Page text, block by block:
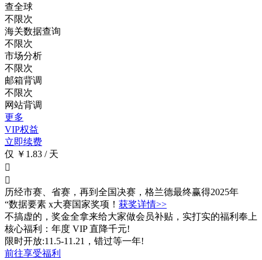
查全球
不限次
海关数据查询
不限次
市场分析
不限次
邮箱背调
不限次
网站背调
更多
VIP权益
立即续费
仅 ￥1.83 / 天


历经市赛、省赛，再到全国决赛，格兰德最终赢得2025年
“数据要素 x大赛国家奖项！ 获奖详情>>
不搞虚的，奖金全拿来给大家做会员补贴，实打实的福利奉上
核心福利：年度 VIP 直降千元!
限时开放:11.5-11.21，错过等一年!
前往享受福利